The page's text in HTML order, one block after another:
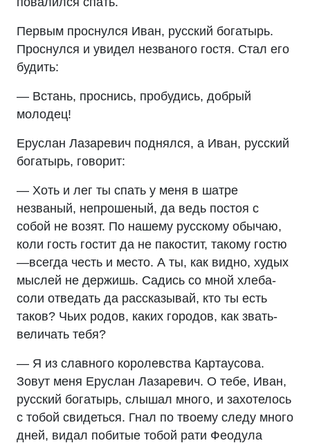
Первым проснулся Иван, русский богатырь.
Проснулся и увидел незваного гостя. Стал его
будить:
— Встань, проснись, пробудись, добрый
молодец!
Еруслан Лазаревич поднялся, а Иван, русский
богатырь, говорит:
— Хоть и лег ты спать у меня в шатре
незваный, непрошеный, да ведь постоя с
собой не возят. По нашему русскому обычаю,
коли гость гостит да не пакостит, такому гостю
—всегда честь и место. А ты, как видно, худых
мыслей не держишь. Садись со мной хлеба-
соли отведать да рассказывай, кто ты есть
таков? Чьих родов, каких городов, как звать-
величать тебя?
— Я из славного королевства Картаусова.
Зовут меня Еруслан Лазаревич. О тебе, Иван,
русский богатырь, слышал много, и захотелось
с тобой свидеться. Гнал по твоему следу много
дней, видал побитые тобой рати Феодула